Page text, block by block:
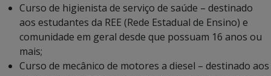
Curso de higienista de serviço de saúde – destinado
aos estudantes da REE (Rede Estadual de Ensino) e
comunidade em geral desde que possuam 16 anos ou
mais;
Curso de mecânico de motores a diesel – destinado aos